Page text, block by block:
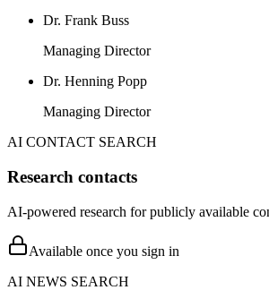
Dr. Frank Buss
Managing Director
Dr. Henning Popp
Managing Director
AI CONTACT SEARCH
Research contacts
AI-powered research for publicly available
Available once you sign in
AI NEWS SEARCH